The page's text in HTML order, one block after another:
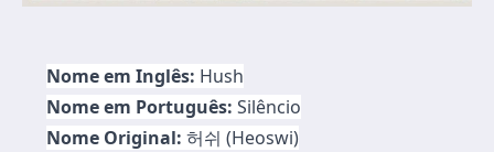
Nome em Inglês: Hush
Nome em Português: Silêncio
Nome Original: 허쉬 (Heoswi)